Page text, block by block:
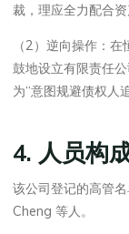
裁，理应全力配合资
（2）逆向操作：
鼓地设立有限责任
为“意图规避债权人
4. 人员构
该公司登记的高管
Cheng 等人。